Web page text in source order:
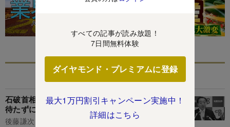
すべての記事が読み放題！
7日間無料体験
ダイヤモンド・プレミアムに登録
最大1万円割引キャンペーン実施中！
詳細はこちら
あなたにおすすめ
石破首相の真意がブラックボックス化、参院選を
待たずに大政変の可能性も
後藤謙次